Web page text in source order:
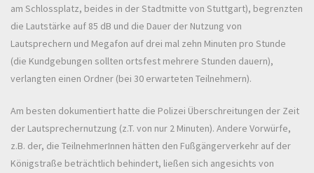
am Schlossplatz, beides in der Stadtmitte von Stuttgart), begrenzten
die Lautstärke auf 85 dB und die Dauer der Nutzung von
Lautsprechern und Megafon auf drei mal zehn Minuten pro Stunde
(die Kundgebungen sollten ortsfest mehrere Stunden dauern),
verlangten einen Ordner (bei 30 erwarteten Teilnehmern).
Am besten dokumentiert hatte die Polizei Überschreitungen der Zeit
der Lautsprechernutzung (z.T. von nur 2 Minuten). Andere Vorwürfe,
z.B. der, die TeilnehmerInnen hätten den Fußgängerverkehr auf der
Königstraße beträchtlich behindert, ließen sich angesichts von